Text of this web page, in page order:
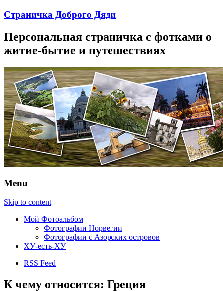
Страничка Доброго Дяди
Персональная страничка с фотками о
житие-бытие и путешествиях
Menu
Skip to content
Мой Фотоальбом
Фотографии Норвегии
Фотографии с Азорских островов
ХУ-есть-ХУ
RSS Feed
К чему относится: Греция